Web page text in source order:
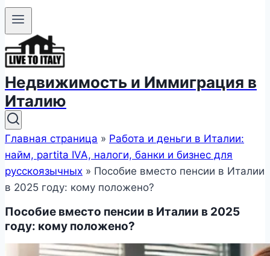
Недвижимость и Иммиграция в
Италию
Главная страница » Работа и деньги в Италии:
найм, partita IVA, налоги, банки и бизнес для
русскоязычных » Пособие вместо пенсии в Италии
в 2025 году: кому положено?
Пособие вместо пенсии в Италии в 2025
году: кому положено?